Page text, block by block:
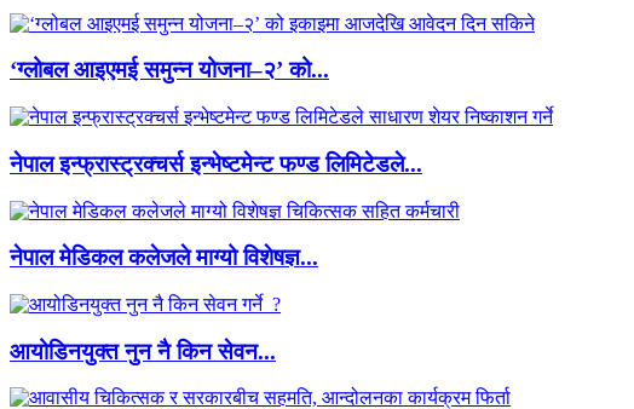
‘ग्लोबल आइएमई समुन्न योजना–२’ को...
नेपाल इन्फ्रास्ट्रक्चर्स इन्भेष्टमेन्ट फण्ड लिमिटेडले...
नेपाल मेडिकल कलेजले माग्यो विशेषज्ञ...
आयोडिनयुक्त नुन नै किन सेवन...